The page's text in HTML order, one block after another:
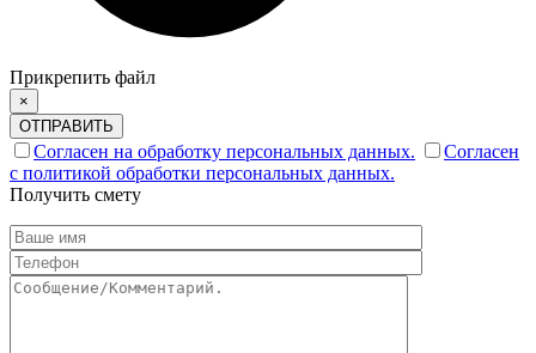
Прикрепить файл
×
ОТПРАВИТЬ
Согласен на обработку персональных данных.
Согласен
с политикой обработки персональных данных.
Получить смету